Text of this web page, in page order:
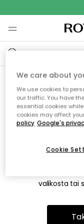
Emme
Tämä voi johtua
on siirretty
valikosta tai
We care about
We use cookies to
our traffic. You have
essential cookies
cookies may affect
policy Google's
Cookie